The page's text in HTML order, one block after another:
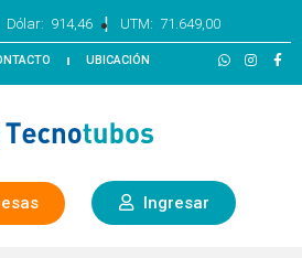
Dólar: 914,46 | UTM: 71.649,00
UBICACIÓN
Ingresar